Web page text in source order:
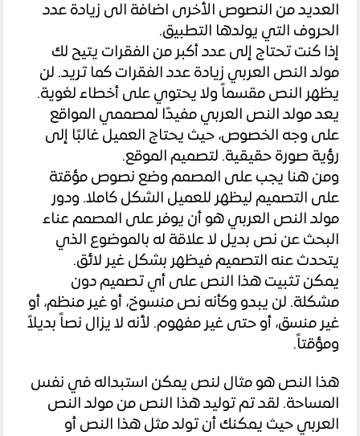
العديد من النصوص الأخرى اضافة الى زيادة عدد
الحروف التي يولدها التطبيق.
إذا كنت تحتاج إلى عدد أكبر من الفقرات يتيح لك
مولد النص العربي زيادة عدد الفقرات كما تريد. لن
يظهر النص مقسماً ولا يحتوي على أخطاء لغوية.
يعد مولد النص العربي مفيدًا لمصممي المواقع
على وجه الخصوص، حيث يحتاج العميل غالبًا إلى
رؤية صورة حقيقية. لتصميم الموقع.
ومن هنا يجب على المصمم وضع نصوص مؤقتة
على التصميم ليظهر للعميل الشكل كاملا. ودور
مولد النص العربي هو أن يوفر على المصمم عناء
البحث عن نص بديل لا علاقة له بالموضوع الذي
يتحدث عنه التصميم فيظهر بشكل غير لائق.
يمكن تثبيت هذا النص على أي تصميم دون
مشكلة. لن يبدو وكأنه نص منسوخ، أو غير منظم، أو
غير منسق، أو حتى غير مفهوم. لأنه لا يزال نصاً بديلاً
ومؤقتاً.
هذا النص هو مثال لنص يمكن استبداله في نفس
المساحة. لقد تم توليد هذا النص من مولد النص
العربي حيث يمكنك أن تولد مثل هذا النص أو